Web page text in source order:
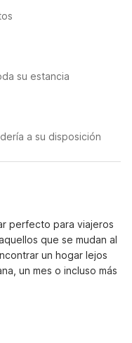
su estancia
a su disposición
perfecto para viajeros
que se mudan al
un hogar lejos
un mes o incluso más